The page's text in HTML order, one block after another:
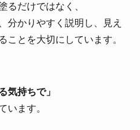
るだけではなく、
分かりやすく説明し、見え
ことを大切にしています。
気持ちで」
います。